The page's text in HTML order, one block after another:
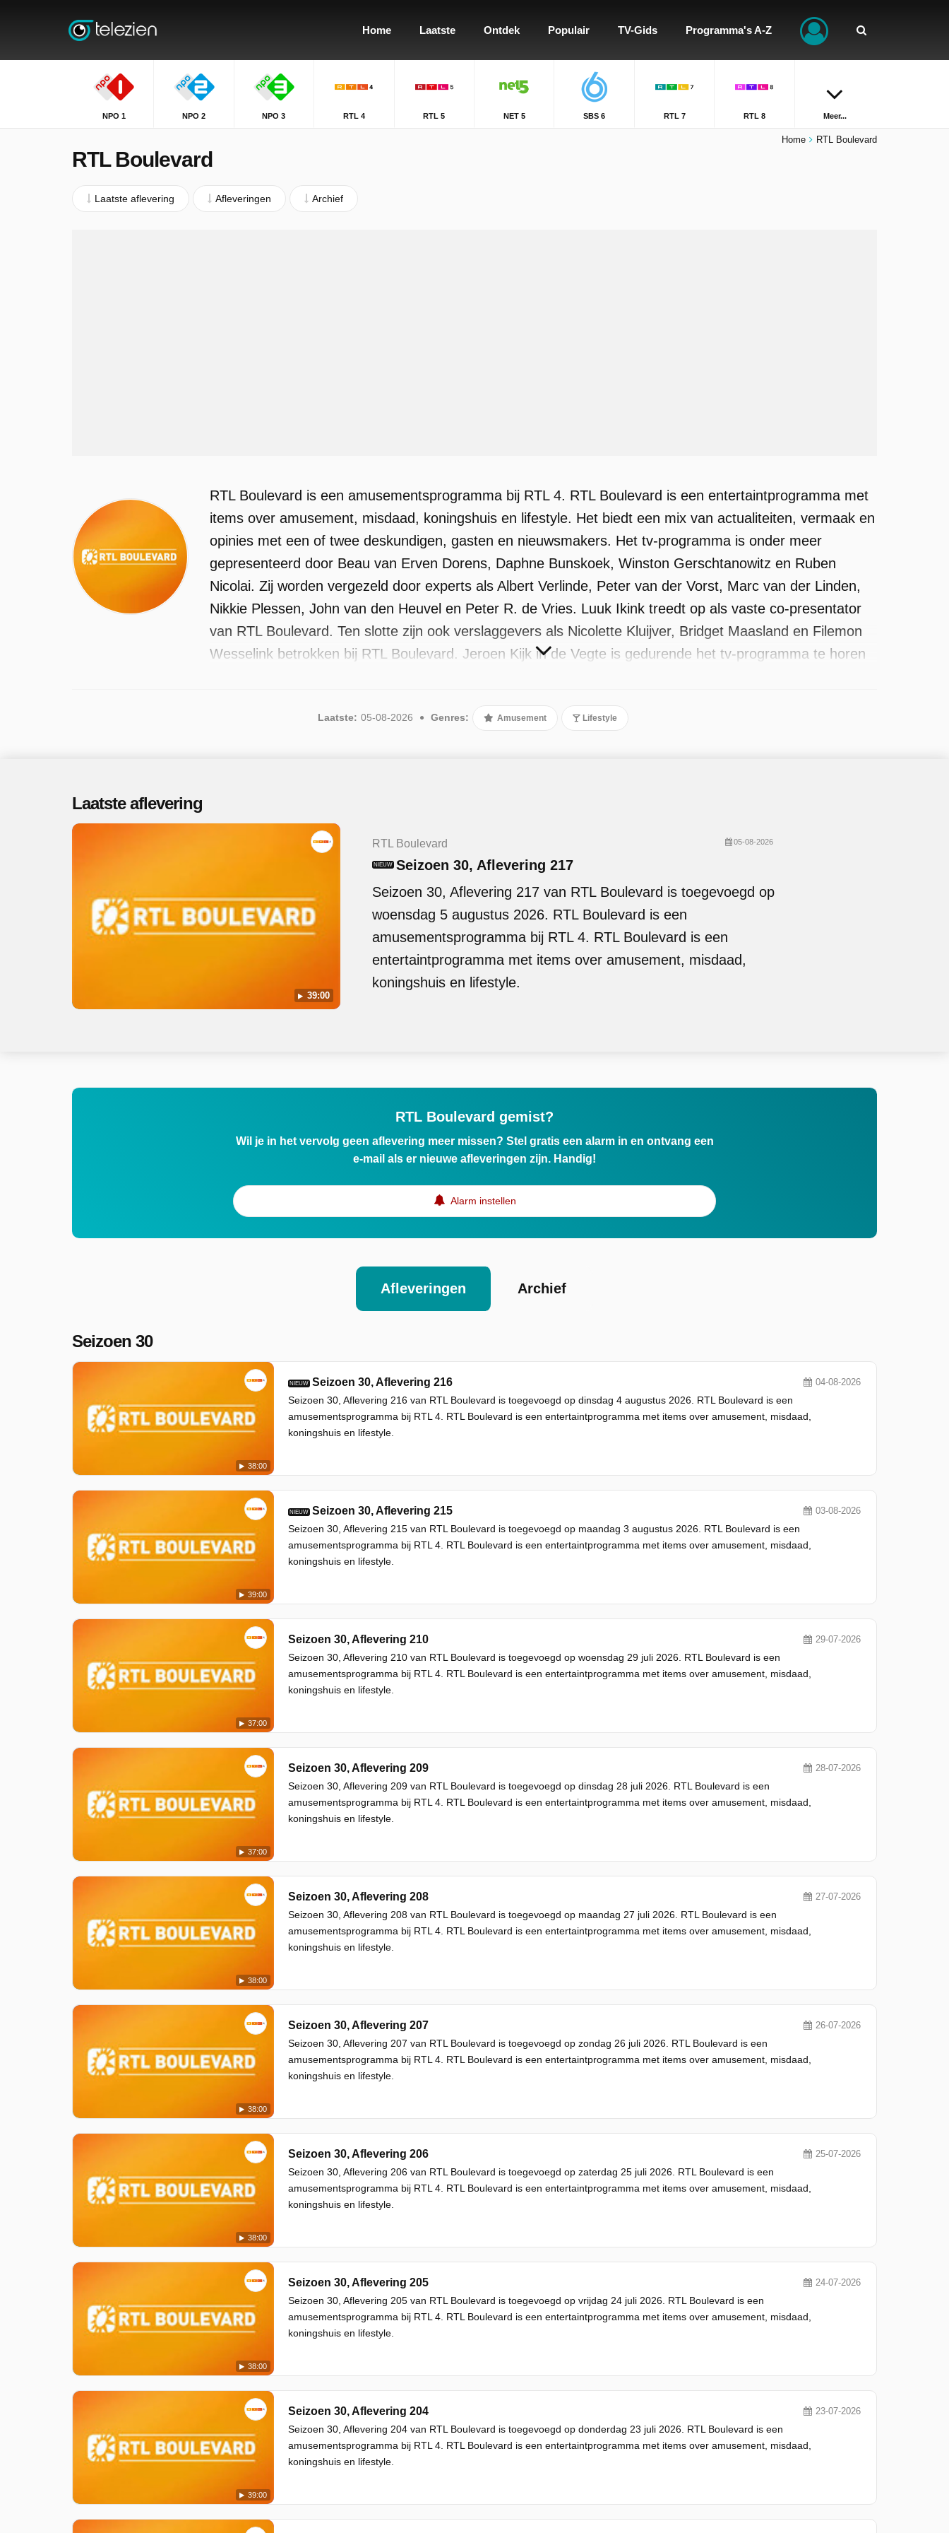
Home Laatste Ontdek Populair TV-Gids Programma's A-Z
NPO 1 NPO 2 NPO 3 RTL 4 RTL 5 NET 5 SBS 6 RTL 7 RTL 8 Meer...
Home RTL Boulevard
RTL Boulevard
Laatste aflevering Afleveringen Archief
RTL Boulevard is een amusementsprogramma bij RTL 4. RTL Boulevard is een entertaintprogramma met
items over amusement, misdaad, koningshuis en lifestyle. Het biedt een mix van actualiteiten, vermaak en
opinies met een of twee deskundigen, gasten en nieuwsmakers. Het tv-programma is onder meer
gepresenteerd door Beau van Erven Dorens, Daphne Bunskoek, Winston Gerschtanowitz en Ruben
Nicolai. Zij worden vergezeld door experts als Albert Verlinde, Peter van der Vorst, Marc van der Linden,
Nikkie Plessen, John van den Heuvel en Peter R. de Vries. Luuk Ikink treedt op als vaste co-presentator
van RTL Boulevard. Ten slotte zijn ook verslaggevers als Nicolette Kluijver, Bridget Maasland en Filemon
Wesselink betrokken bij RTL Boulevard. Jeroen Kijk in de Vegte is gedurende het tv-programma te horen
Laatste: 05-08-2026 Genres: Amusement Lifestyle
Laatste aflevering
39:00
RTL Boulevard 05-08-2026
NIEUW Seizoen 30, Aflevering 217
Seizoen 30, Aflevering 217 van RTL Boulevard is toegevoegd op
woensdag 5 augustus 2026. RTL Boulevard is een
amusementsprogramma bij RTL 4. RTL Boulevard is een
entertaintprogramma met items over amusement, misdaad,
koningshuis en lifestyle.
RTL Boulevard gemist?
Wil je in het vervolg geen aflevering meer missen? Stel gratis een alarm in en ontvang een
e-mail als er nieuwe afleveringen zijn. Handig!
Alarm instellen
Afleveringen Archief
Seizoen 30
38:00
NIEUW Seizoen 30, Aflevering 216 04-08-2026
Seizoen 30, Aflevering 216 van RTL Boulevard is toegevoegd op dinsdag 4 augustus 2026. RTL Boulevard is een
amusementsprogramma bij RTL 4. RTL Boulevard is een entertaintprogramma met items over amusement, misdaad,
koningshuis en lifestyle.
39:00
NIEUW Seizoen 30, Aflevering 215 03-08-2026
Seizoen 30, Aflevering 215 van RTL Boulevard is toegevoegd op maandag 3 augustus 2026. RTL Boulevard is een
amusementsprogramma bij RTL 4. RTL Boulevard is een entertaintprogramma met items over amusement, misdaad,
koningshuis en lifestyle.
37:00
Seizoen 30, Aflevering 210 29-07-2026
Seizoen 30, Aflevering 210 van RTL Boulevard is toegevoegd op woensdag 29 juli 2026. RTL Boulevard is een
amusementsprogramma bij RTL 4. RTL Boulevard is een entertaintprogramma met items over amusement, misdaad,
koningshuis en lifestyle.
37:00
Seizoen 30, Aflevering 209 28-07-2026
Seizoen 30, Aflevering 209 van RTL Boulevard is toegevoegd op dinsdag 28 juli 2026. RTL Boulevard is een
amusementsprogramma bij RTL 4. RTL Boulevard is een entertaintprogramma met items over amusement, misdaad,
koningshuis en lifestyle.
38:00
Seizoen 30, Aflevering 208 27-07-2026
Seizoen 30, Aflevering 208 van RTL Boulevard is toegevoegd op maandag 27 juli 2026. RTL Boulevard is een
amusementsprogramma bij RTL 4. RTL Boulevard is een entertaintprogramma met items over amusement, misdaad,
koningshuis en lifestyle.
38:00
Seizoen 30, Aflevering 207 26-07-2026
Seizoen 30, Aflevering 207 van RTL Boulevard is toegevoegd op zondag 26 juli 2026. RTL Boulevard is een
amusementsprogramma bij RTL 4. RTL Boulevard is een entertaintprogramma met items over amusement, misdaad,
koningshuis en lifestyle.
38:00
Seizoen 30, Aflevering 206 25-07-2026
Seizoen 30, Aflevering 206 van RTL Boulevard is toegevoegd op zaterdag 25 juli 2026. RTL Boulevard is een
amusementsprogramma bij RTL 4. RTL Boulevard is een entertaintprogramma met items over amusement, misdaad,
koningshuis en lifestyle.
38:00
Seizoen 30, Aflevering 205 24-07-2026
Seizoen 30, Aflevering 205 van RTL Boulevard is toegevoegd op vrijdag 24 juli 2026. RTL Boulevard is een
amusementsprogramma bij RTL 4. RTL Boulevard is een entertaintprogramma met items over amusement, misdaad,
koningshuis en lifestyle.
39:00
Seizoen 30, Aflevering 204 23-07-2026
Seizoen 30, Aflevering 204 van RTL Boulevard is toegevoegd op donderdag 23 juli 2026. RTL Boulevard is een
amusementsprogramma bij RTL 4. RTL Boulevard is een entertaintprogramma met items over amusement, misdaad,
koningshuis en lifestyle.